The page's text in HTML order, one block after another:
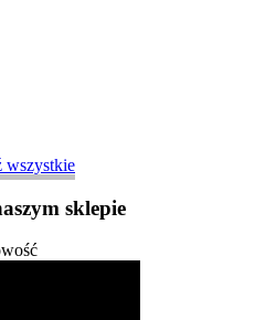
wszystkie
sklepie